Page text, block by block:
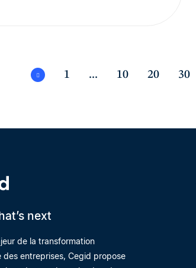
1 ... 10 20 30
next
de la transformation
des entreprises, Cegid propose